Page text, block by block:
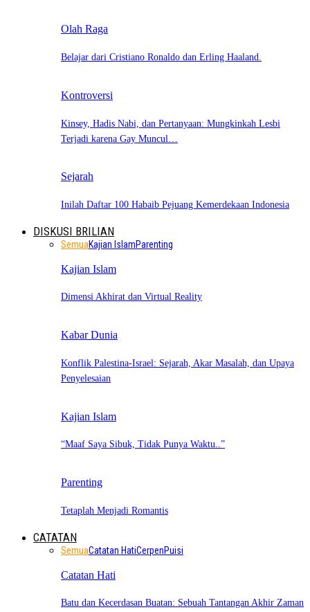
Olah Raga
Belajar dari Cristiano Ronaldo dan Erling Haaland.
Kontroversi
Kinsey, Hadis Nabi, dan Pertanyaan: Mungkinkah Lesbi
Terjadi karena Gay Muncul…
Sejarah
Inilah Daftar 100 Habaib Pejuang Kemerdekaan Indonesia
DISKUSI BRILIAN
SemuaKajian IslamParenting
Kajian Islam
Dimensi Akhirat dan Virtual Reality
Kabar Dunia
Konflik Palestina-Israel: Sejarah, Akar Masalah, dan Upaya
Penyelesaian
Kajian Islam
“Maaf Saya Sibuk, Tidak Punya Waktu..”
Parenting
Tetaplah Menjadi Romantis
CATATAN
SemuaCatatan HatiCerpenPuisi
Catatan Hati
Batu dan Kecerdasan Buatan: Sebuah Tantangan Akhir Zaman